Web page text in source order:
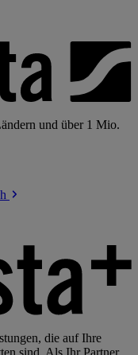
und über 1 Mio.
die auf Ihre
sind. Als Ihr Partner